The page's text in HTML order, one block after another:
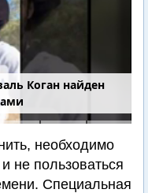
Коган найден
необходимо
не пользоваться
Специальная